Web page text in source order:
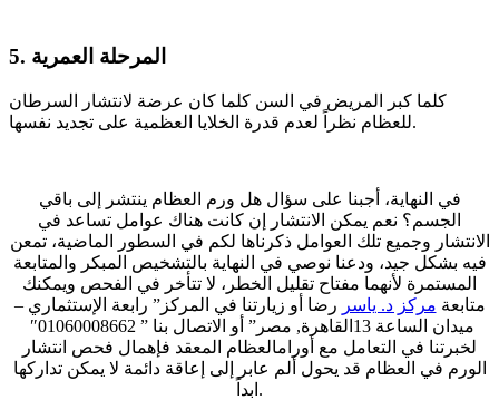
5. المرحلة العمرية
كلما كبر المريض في السن كلما كان عرضة لانتشار السرطان
للعظام نظراً لعدم قدرة الخلايا العظمية على تجديد نفسها.
في النهاية، أجبنا على سؤال هل ورم العظام ينتشر إلى باقي
الجسم؟ نعم يمكن الانتشار إن كانت هناك عوامل تساعد في
الانتشار وجميع تلك العوامل ذكرناها لكم في السطور الماضية، تمعن
فيه بشكل جيد، ودعنا نوصي في النهاية بالتشخيص المبكر والمتابعة
المستمرة لأنهما مفتاح تقليل الخطر، لا تتأخر في الفحص ويمكنك
متابعة مركز د. ياسر رضا أو زيارتنا في المركز” رابعة الإستثماري –
ميدان الساعة 13القاهرة, مصر” أو الاتصال بنا ” 01060008662″
لخبرتنا في التعامل مع أورامالعظام المعقد فإهمال فحص انتشار
الورم في العظام قد يحول ألم عابر إلى إعاقة دائمة لا يمكن تداركها
ابداً.